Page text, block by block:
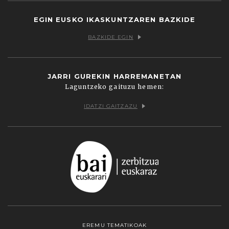
EGIN EUSKO IKASKUNTZAREN BAZKIDE
BAZKIDE EGIN
JARRI GUREKIN HARREMANETAN
Laguntzeko gaituzu hemen:
IDATZI GAITZAZU
EREMU TEMATIKOAK